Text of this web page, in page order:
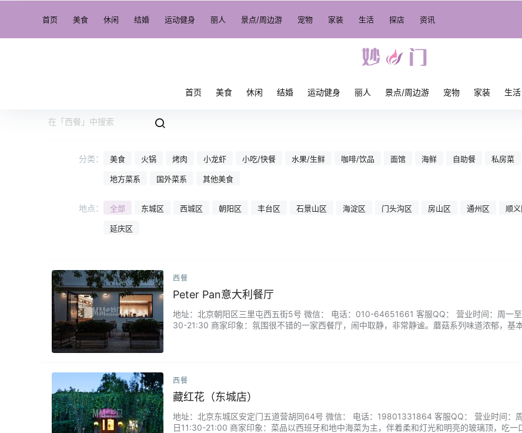
首页 美食 休闲 结婚 运动健身 丽人 景点/周边游 宠物 家装 生活 探店 资讯
首页 美食 休闲 结婚 运动健身 丽人 景点/周边游 宠物 家装 生活
分类： 美食 火锅 烤肉 小龙虾 小吃/快餐 水果/生鲜 咖啡/饮品 面馆 海鲜 自助餐 私房菜
地方菜系 国外菜系 其他美食
地点： 全部 东城区 西城区 朝阳区 丰台区 石景山区 海淀区 门头沟区 房山区 通州区 顺
延庆区
西餐
Peter Pan意大利餐厅
地址：北京朝阳区三里屯西五街5号 微信： 电话：010-64651661 客服QQ： 营业时间：周一
30-21:30 商家印象：氛围很不错的一家西餐厅，闹中取静，非常静谧。蘑菇系列味道浓郁，基
西餐
藏红花（东城店）
地址：北京东城区安定门五道营胡同64号 微信： 电话：19801331864 客服QQ： 营业时间：
日11:30-21:00 商家印象：菜品以西班牙和地中海菜为主，伴着柔和灯光和明亮的玻璃顶，吃一